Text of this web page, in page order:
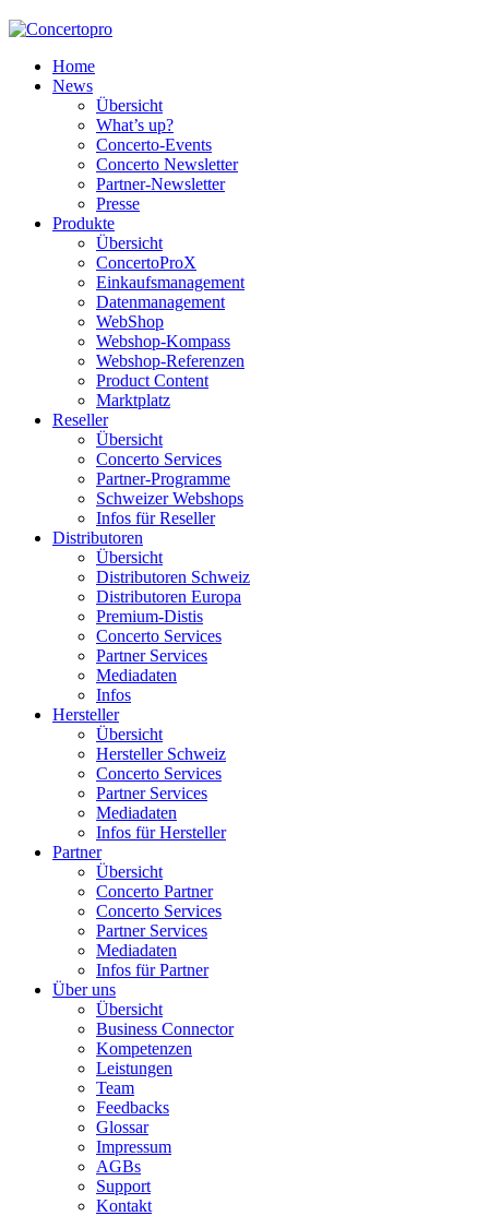
Home
News
Übersicht
What’s up?
Concerto-Events
Concerto Newsletter
Partner-Newsletter
Presse
Produkte
Übersicht
ConcertoProX
Einkaufsmanagement
Datenmanagement
WebShop
Webshop-Kompass
Webshop-Referenzen
Product Content
Marktplatz
Reseller
Übersicht
Concerto Services
Partner-Programme
Schweizer Webshops
Infos für Reseller
Distributoren
Übersicht
Distributoren Schweiz
Distributoren Europa
Premium-Distis
Concerto Services
Partner Services
Mediadaten
Infos
Hersteller
Übersicht
Hersteller Schweiz
Concerto Services
Partner Services
Mediadaten
Infos für Hersteller
Partner
Übersicht
Concerto Partner
Concerto Services
Partner Services
Mediadaten
Infos für Partner
Über uns
Übersicht
Business Connector
Kompetenzen
Leistungen
Team
Feedbacks
Glossar
Impressum
AGBs
Support
Kontakt